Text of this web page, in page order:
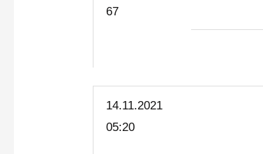
67
14.11.2021
05:20